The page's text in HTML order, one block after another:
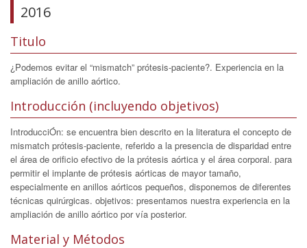
2016
Titulo
¿Podemos evitar el “mismatch” prótesis-paciente?. Experiencia en la
ampliación de anillo aórtico.
Introducción (incluyendo objetivos)
IntroducciÓn: se encuentra bien descrito en la literatura el concepto de
mismatch prótesis-paciente, referido a la presencia de disparidad entre
el área de orificio efectivo de la prótesis aórtica y el área corporal. para
permitir el implante de prótesis aórticas de mayor tamaño,
especialmente en anillos aórticos pequeños, disponemos de diferentes
técnicas quirúrgicas. objetivos: presentamos nuestra experiencia en la
ampliación de anillo aórtico por vía posterior.
Material y Métodos